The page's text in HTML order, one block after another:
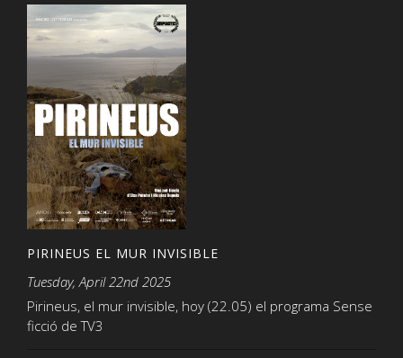
PIRINEUS EL MUR INVISIBLE
Tuesday, April 22nd 2025
Pirineus, el mur invisible, hoy (22.05) el programa Sense
ficció de TV3